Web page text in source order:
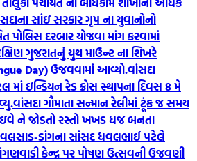
સાંઇ સરકાર ગૃપ ના યુવાનોનો
પોલિસ દરબાર યોજવા માંગ કરવામાં
ગુજરાતનું યુથ માઉન્ટ ના શિખરે
Day) ઉજવવામાં આવ્યો.વાંસદા
માં ઇન્ડિયન રેડ ક્રોસ સ્થાપના દિવસ 8 મે
વાંસદા ગૌમાતા સન્માન રેલીમાં ટૂંક જ સમય
ને જોડતો રસ્તો ખખડ ધજ બનતા
વલસાડ-ડાંગના સાંસદ ધવલભાઈ પટેલે
કેન્દ્ર પર પોષણ ઉત્સવની ઉજવણી